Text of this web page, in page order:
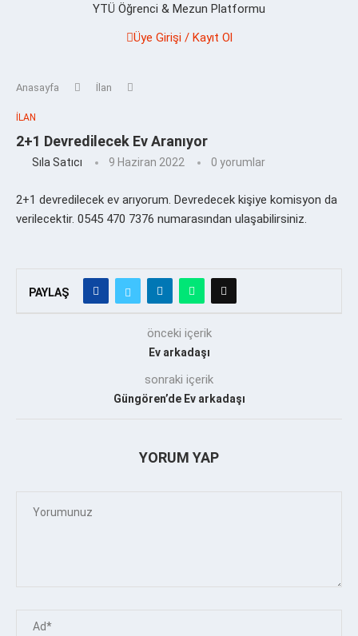
YTÜ Öğrenci & Mezun Platformu
Üye Girişi / Kayıt Ol
Anasayfa İlan
İLAN
2+1 Devredilecek Ev Aranıyor
Sıla Satıcı 9 Haziran 2022 0 yorumlar
2+1 devredilecek ev arıyorum. Devredecek kişiye komisyon da
verilecektir. 0545 470 7376 numarasından ulaşabilirsiniz.
PAYLAŞ
önceki içerik
Ev arkadaşı
sonraki içerik
Güngören’de Ev arkadaşı
YORUM YAP